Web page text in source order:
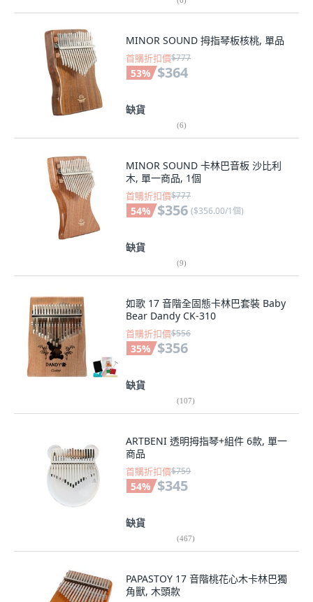
MINOR SOUND 拇指琴板核桃, 單品
首購折扣價$777
53% $364
缺貨
(6)
MINOR SOUND 卡林巴音板 沙比利
木, 單一商品, 1個
首購折扣價$777
54% $356 ($356.00/1個)
缺貨
(9)
如歌 17 音階全固態卡林巴套裝 Baby
Bear Dandy CK-310
首購折扣價$556
35% $356
缺貨
(107)
ARTBENI 透明拇指琴+組件 6款, 單一
商品
首購折扣價$759
54% $345
缺貨
(467)
PAPASTOY 17 音階桃花心木卡林巴獨
角獸, 木頭款